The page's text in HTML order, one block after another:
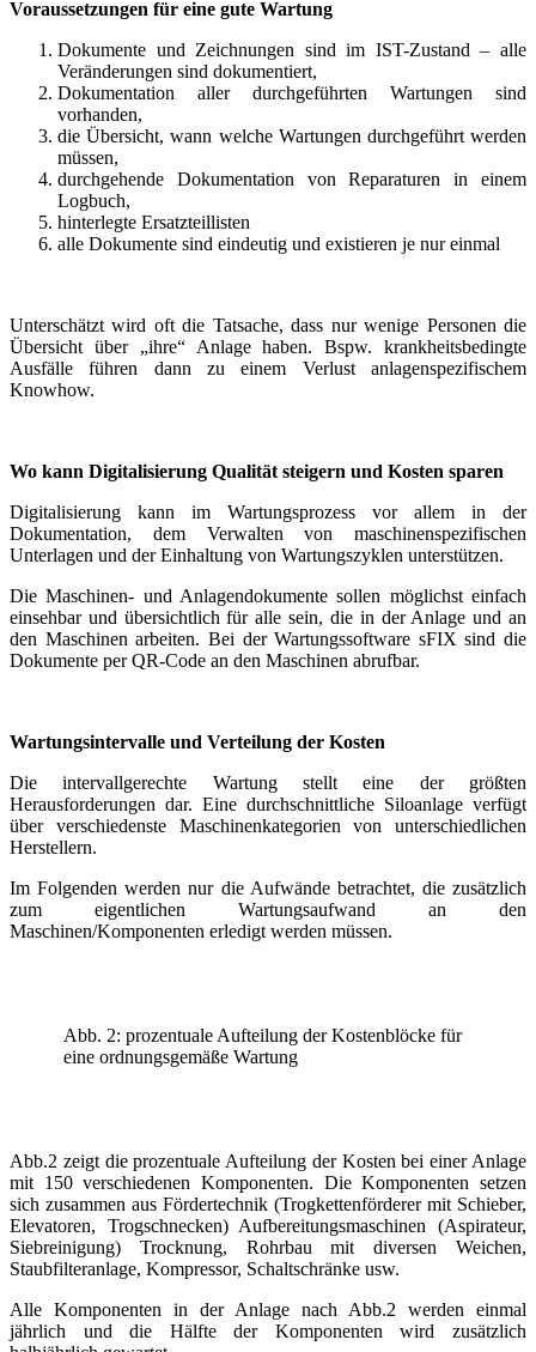
Voraussetzungen für eine gute Wartung
Dokumente und Zeichnungen sind im IST-Zustand – alle
Veränderungen sind dokumentiert,
Dokumentation aller durchgeführten Wartungen sind
vorhanden,
die Übersicht, wann welche Wartungen durchgeführt werden
müssen,
durchgehende Dokumentation von Reparaturen in einem
Logbuch,
hinterlegte Ersatzteillisten
alle Dokumente sind eindeutig und existieren je nur einmal
Unterschätzt wird oft die Tatsache, dass nur wenige Personen die
Übersicht über „ihre“ Anlage haben. Bspw. krankheitsbedingte
Ausfälle führen dann zu einem Verlust anlagenspezifischem
Knowhow.
Wo kann Digitalisierung Qualität steigern und Kosten sparen
Digitalisierung kann im Wartungsprozess vor allem in der
Dokumentation, dem Verwalten von maschinenspezifischen
Unterlagen und der Einhaltung von Wartungszyklen unterstützen.
Die Maschinen- und Anlagendokumente sollen möglichst einfach
einsehbar und übersichtlich für alle sein, die in der Anlage und an
den Maschinen arbeiten. Bei der Wartungssoftware sFIX sind die
Dokumente per QR-Code an den Maschinen abrufbar.
Wartungsintervalle und Verteilung der Kosten
Die intervallgerechte Wartung stellt eine der größten
Herausforderungen dar. Eine durchschnittliche Siloanlage verfügt
über verschiedenste Maschinenkategorien von unterschiedlichen
Herstellern.
Im Folgenden werden nur die Aufwände betrachtet, die zusätzlich
zum eigentlichen Wartungsaufwand an den
Maschinen/Komponenten erledigt werden müssen.
Abb. 2: prozentuale Aufteilung der Kostenblöcke für
eine ordnungsgemäße Wartung
Abb.2 zeigt die prozentuale Aufteilung der Kosten bei einer Anlage
mit 150 verschiedenen Komponenten. Die Komponenten setzen
sich zusammen aus Fördertechnik (Trogkettenförderer mit Schieber,
Elevatoren, Trogschnecken) Aufbereitungsmaschinen (Aspirateur,
Siebreinigung) Trocknung, Rohrbau mit diversen Weichen,
Staubfilteranlage, Kompressor, Schaltschränke usw.
Alle Komponenten in der Anlage nach Abb.2 werden einmal
jährlich und die Hälfte der Komponenten wird zusätzlich